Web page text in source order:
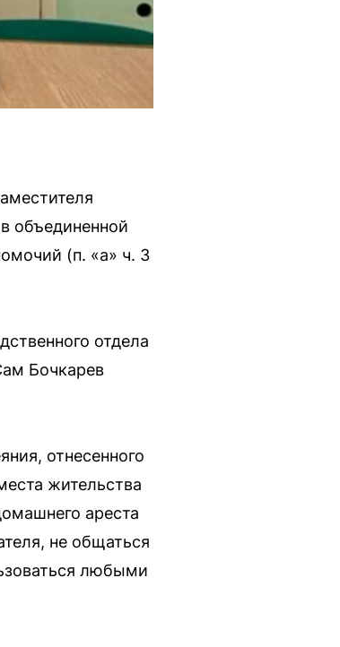
объединенной
(п. «а» ч. 3
отдела
Бочкарев
отнесенного
жительства
ареста
не общаться
любыми